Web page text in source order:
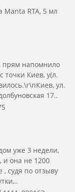
та мінуси
можливість
новачків, які
У той же час,
використання
ремонт;
зразка;
відповідають
наприклад,
електронні
матеріали
сталь
Manta RTA, 5 мл
напомнило
точки Киев, у(л.
ул.
17..
уже 3 недели,
и она не 1200
, судя по отзыву